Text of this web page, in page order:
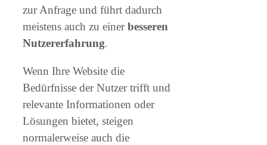
zur Anfrage und führt dadurch
meistens auch zu einerbesseren
Nutzererfahrung.
Wenn Ihre Website die
Bedürfnisse der Nutzer trifft und
relevante Informationen oder
Lösungen bietet, steigen
normalerweise auch die